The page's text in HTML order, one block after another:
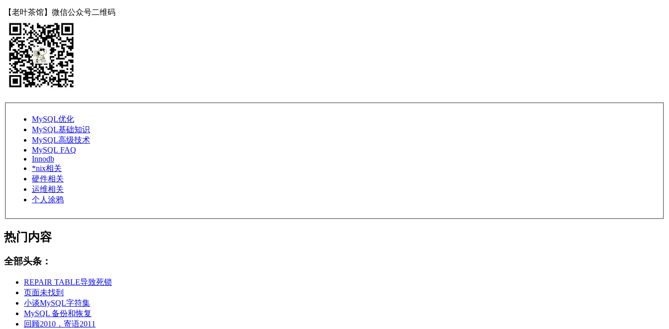
【老叶茶馆】微信公众号二维码
MySQL优化
MySQL基础知识
MySQL高级技术
MySQL FAQ
Innodb
*nix相关
硬件相关
运维相关
个人涂鸦
热门内容
全部头条：
REPAIR TABLE导致死锁
页面未找到
小谈MySQL字符集
MySQL 备份和恢复
回顾2010，寄语2011